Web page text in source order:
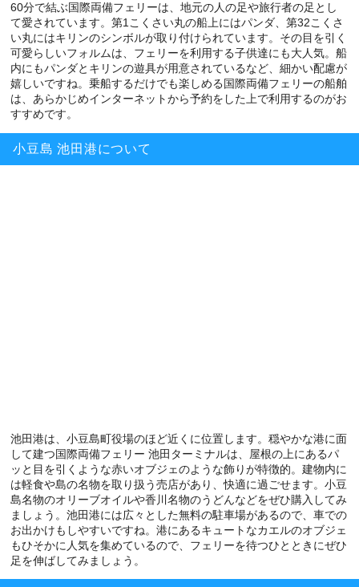
60分で結ぶ国際両備フェリーは、地元の人の足や旅行者の足とし
て愛されています。第1こくさい丸の船上にはパンダ、第32こくさ
い丸にはキリンのシンボルが取り付けられています。その目を引く
可愛らしいフォルムは、フェリーを利用する子供達にも大人気。船
内にもパンダとキリンの遊具が用意されているなど、細かい配慮が
嬉しいですね。乗船するだけでも楽しめる国際両備フェリーの船舶
は、あらかじめインターネットから予約をした上で利用するのがお
すすめです。
小豆島 池田港について
池田港は、小豆島町役場のほど近くに位置します。穏やかな港に面
して建つ国際両備フェリー 池田ターミナルは、屋根の上にあるパ
ッと目を引くような赤いオブジェのような飾りが特徴的。建物内に
は軽食や島の名物を取り扱う売店があり、快適に過ごせます。小豆
島名物のオリーブオイルや香川名物のうどんなどをぜひ購入してみ
ましょう。池田港には広々とした無料の駐車場があるので、車での
お出かけもしやすいですね。港にあるキュートなカエルのオブジェ
もひそかに人気を集めているので、フェリーを待つひとときにぜひ
足を伸ばしてみましょう。